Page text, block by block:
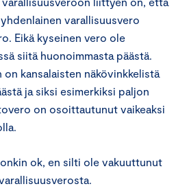
varallisuusvero
Eikä kyseinen vero ole
siitä huonoimmasta päästä.
kansalaisten näkövinkkelistä
ja siksi esimerkiksi paljon
on osoittautunut vaikeaksi
ok, en silti ole vakuuttunut